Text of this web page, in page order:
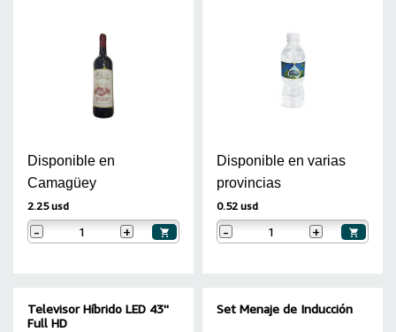
Disponible en
Camagüey
2.25 usd
- +
Disponible en varias
provincias
0.52 usd
- +
Televisor Híbrido LED 43''
Full HD
Set Menaje de Inducción